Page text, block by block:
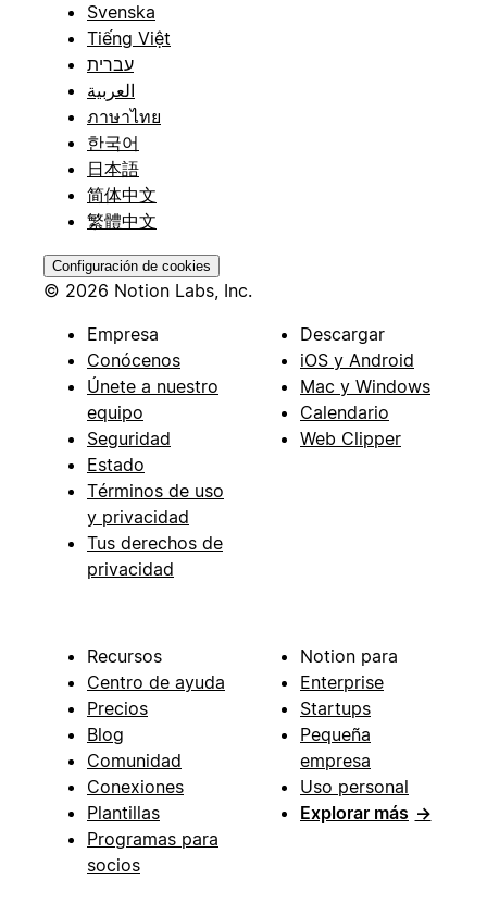
Svenska
Tiếng Việt
עברית
العربية
ภาษาไทย
한국어
日本語
简体中文
繁體中文
Configuración de cookies
© 2026 Notion Labs, Inc.
Empresa
Conócenos
Únete a nuestro
equipo
Seguridad
Estado
Términos de uso
y privacidad
Tus derechos de
privacidad
Descargar
iOS y Android
Mac y Windows
Calendario
Web Clipper
Recursos
Centro de ayuda
Precios
Blog
Comunidad
Conexiones
Plantillas
Programas para
socios
Notion para
Enterprise
Startups
Pequeña
empresa
Uso personal
Explorar más →